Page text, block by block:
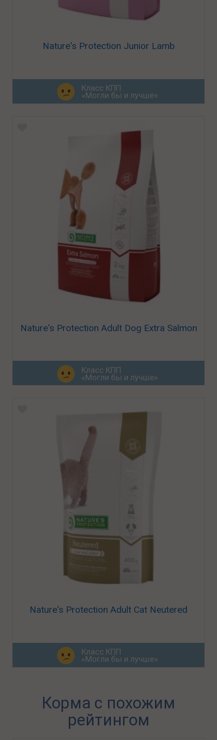
Nature's Protection Junior Lamb
Класс КПП
«Могли бы и лучше»
Nature's Protection Adult Dog Extra Salmon
Класс КПП
«Могли бы и лучше»
Nature's Protection Adult Cat Neutered
Класс КПП
«Могли бы и лучше»
Корма с похожим
рейтингом